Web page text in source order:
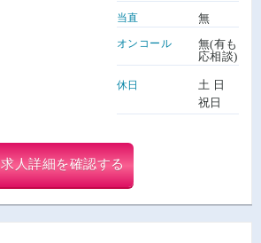
当直 無
オンコール
無(有も
応相談)
休日
土 日
祝日
求人詳細を確認する